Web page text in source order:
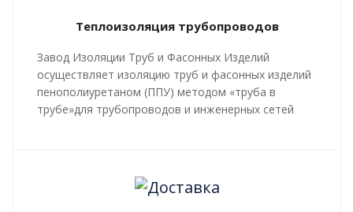
Теплоизоляция трубопроводов
Завод Изоляции Труб и Фасонных Изделий
осуществляет изоляцию труб и фасонных изделий
пенополиуретаном (ППУ) методом «труба в
трубе»для трубопроводов и инженерных сетей
Все работы, производящиеся в рамках
мероприятий по изоляции труб и трубопроводной